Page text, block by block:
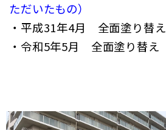
ただいたもの）
・平成31年4月 全面塗り替え
・令和5年5月 全面塗り替え